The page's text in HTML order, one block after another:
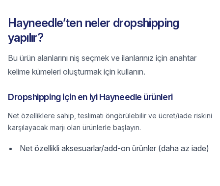
Hayneedle’ten neler dropshipping
yapılır?
Bu ürün alanlarını niş seçmek ve ilanlarınız için anahtar
kelime kümeleri oluşturmak için kullanın.
Dropshipping için en iyi Hayneedle ürünleri
Net özelliklere sahip, teslimatı öngörülebilir ve ücret/iade riskini
karşılayacak marjı olan ürünlerle başlayın.
Net özellikli aksesuarlar/add-on ürünler (daha az iade)